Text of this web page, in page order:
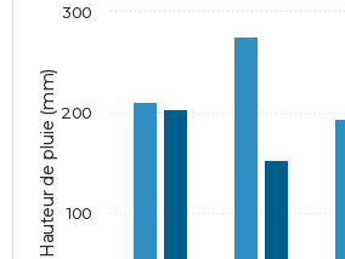
Hauteur de pluie (mm) 100
200
300